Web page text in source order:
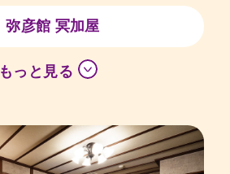
弥彦館 冥加屋
もっと見る